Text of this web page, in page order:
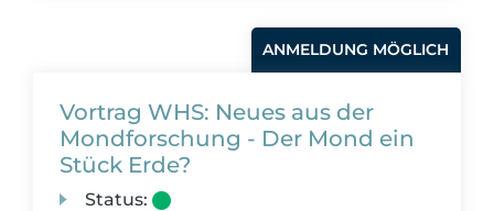
ANMELDUNG MÖGLICH
Vortrag WHS: Neues aus der
Mondforschung - Der Mond ein
Stück Erde?
Status: